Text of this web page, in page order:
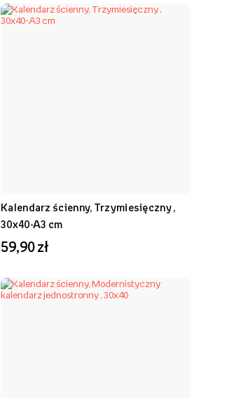
Kalendarz ścienny, Trzymiesięczny ,
30x40-A3 cm
59,90 zł